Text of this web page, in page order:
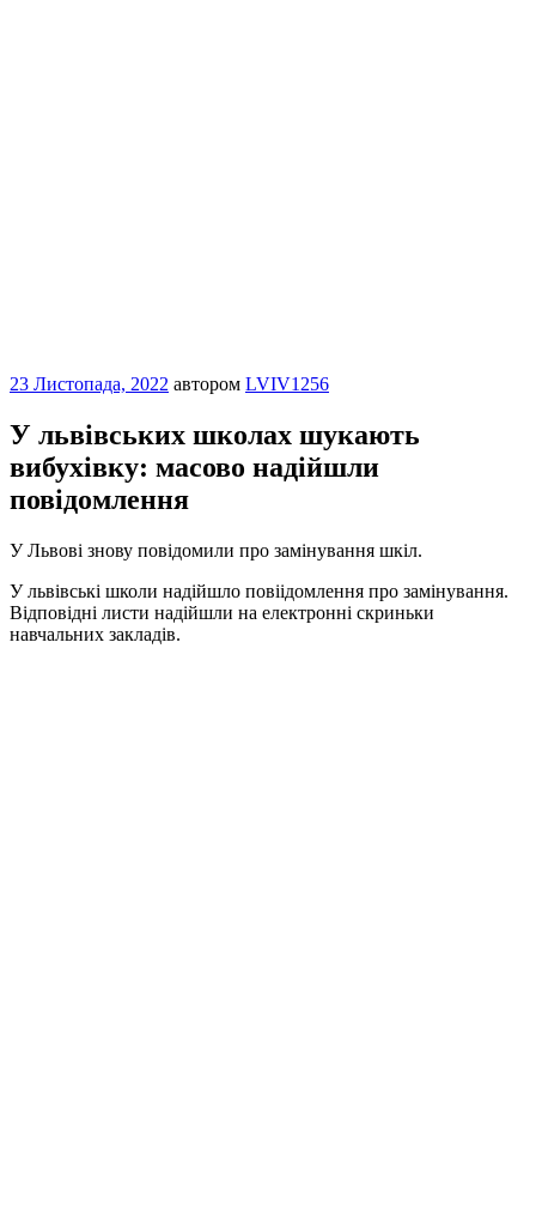
Опубліковано
23 Листопада, 2022 автором LVIV1256
У львівських школах шукають
вибухівку: масово надійшли
повідомлення
У Львові знову повідомили про замінування шкіл.
У львівські школи надійшло повіідомлення про замінування.
Відповідні листи надійшли на електронні скриньки
навчальних закладів.